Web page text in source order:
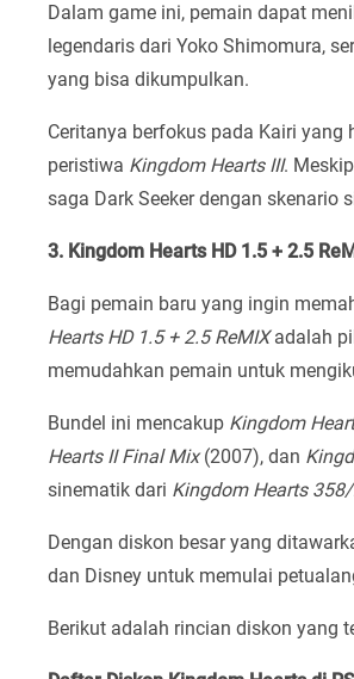
Dalam game ini, pemain dapat
legendaris dari Yoko Shimomura,
yang bisa dikumpulkan.
Ceritanya berfokus pada Kairi
peristiwa Kingdom Hearts III.
saga Dark Seeker dengan skenario
3. Kingdom Hearts HD 1.5 + 2.5
Bagi pemain baru yang ingin
Hearts HD 1.5 + 2.5 ReMIXadalah
memudahkan pemain untuk
Bundel ini mencakup Kingdom
Hearts II Final Mix(2007), dan
sinematik dari Kingdom Hearts
Dengan diskon besar yang
dan Disney untuk memulai
Berikut adalah rincian diskon yang